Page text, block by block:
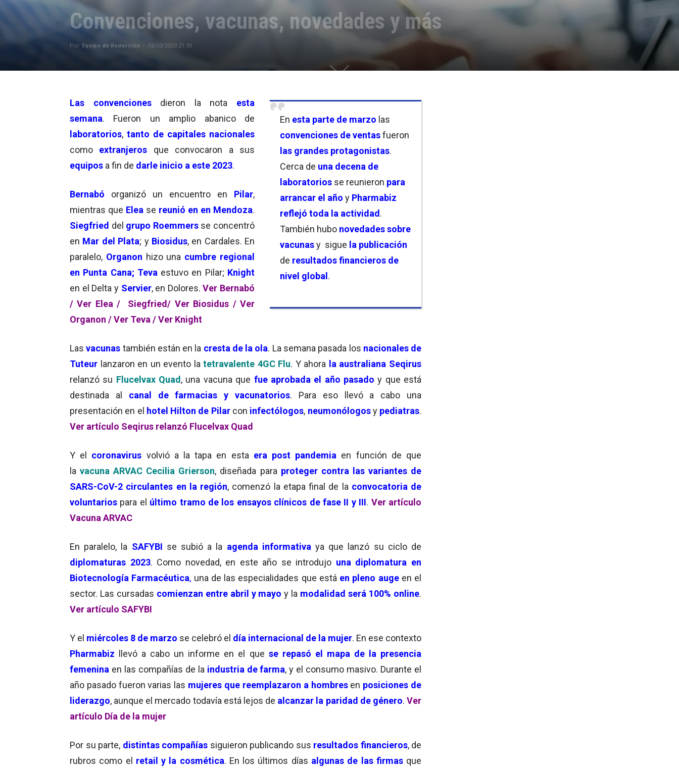
Convenciones, vacunas, novedades y más
Por Equipo de Redacción - 12/03/2023 21:30
En esta parte de marzo las
convenciones de ventasfueron
las grandes protagonistas.
Cerca de una decena de
laboratorios se reunieron para
arrancar el año y Pharmabiz
reflejó toda la actividad.
También hubo novedades sobre
vacunasy sigue la publicación
de resultados financieros de
nivel global.
Las convenciones dieron la nota esta
semana. Fueron un amplio abanico de
laboratorios, tanto de capitales nacionales
como extranjeros que convocaron a sus
equipos a fin de darle inicio a este 2023.
Bernabó organizó un encuentro en Pilar,
mientras que Elea se reunió en en Mendoza.
Siegfried del grupo Roemmers se concentró
en Mar del Plata; y Biosidus, en Cardales. En
paralelo, Organon hizo una cumbre regional
en Punta Cana; Teva estuvo en Pilar; Knight
en el Delta y Servier, en Dolores. Ver Bernabó
/Ver Elea / Siegfried/ Ver Biosidus /Ver
Organon /Ver Teva /Ver Knight
Lasvacunas también están en la cresta de la ola. La semana pasada los nacionales de
Tuteur lanzaron en un evento latetravalente 4GC Flu. Y ahora la australiana Seqirus
relanzó su Flucelvax Quad, una vacuna que fue aprobada el año pasado y que está
destinada al
canal de farmacias y vacunatorios. Para eso llevó a cabo una
presentación en el hotel Hilton de Pilar con infectólogos, neumonólogosy pediatras.
Ver artículo Seqirus relanzó Flucelvax Quad
Y el coronavirus volvió a la tapa en esta era post pandemia en función de que
la vacuna ARVAC Cecilia Grierson, diseñada para proteger contra las variantes de
SARS-CoV-2 circulantes en la región, comenzó la etapa final de la convocatoria de
voluntarios para el último tramo de los ensayos clínicos de fase II y III. Ver artículo
Vacuna ARVAC
En paralelo, la SAFYBI se subió a la agenda informativa ya que lanzó su ciclo de
diplomaturas 2023. Como novedad, en este año se introdujo una diplomatura en
Biotecnología Farmacéutica, una de las especialidades que está en pleno augeen el
sector. Las cursadas comienzan entre abril y mayo y la modalidad será 100% online.
Ver artículo SAFYBI
Y el miércoles 8 de marzo se celebró el día internacional de la mujer. En ese contexto
Pharmabiz llevó a cabo un informe en el que se repasó el mapa de la presencia
femenina en las compañías de la industria de farma, y el consumo masivo. Durante el
año pasado fueron varias las mujeres que reemplazaron a hombresen posiciones de
liderazgo, aunque el mercado todavía está lejos de alcanzar la paridad de género.Ver
artículo Día de la mujer
Por su parte, distintas compañías siguieron publicando sus resultados financieros, de
rubros como el retail y la cosmética. En los últimos días algunas de las firmas que